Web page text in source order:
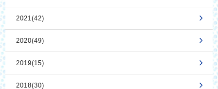
2021(42)
2020(49)
2019(15)
2018(30)